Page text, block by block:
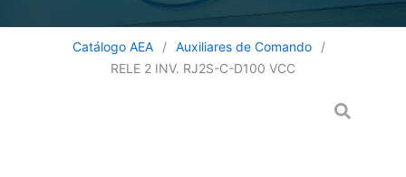
Catálogo AEA / Auxiliares de Comando
/
RELE 2 INV. RJ2S-C-D100 VCC